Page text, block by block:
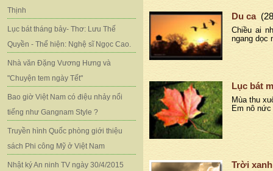
Thịnh
Lục bát tháng bảy- Thơ: Lưu Thế
Quyền - Thể hiện: Nghệ sĩ Ngọc Cao.
Nhà văn Đặng Vương Hưng và
"Chuyện tem ngày Tết"
Bao giờ Việt Nam có điệu nhảy nổi
tiếng như Gangnam Style ?
Truyền hình Quốc phòng giới thiệu
sách Phi công Mỹ ở Việt Nam
Nhật ký An ninh TV ngày 30/4/2015
Du ca
Chiều ai
ngang dọc
Lục bát
Mùa thu
Em nô
Trời